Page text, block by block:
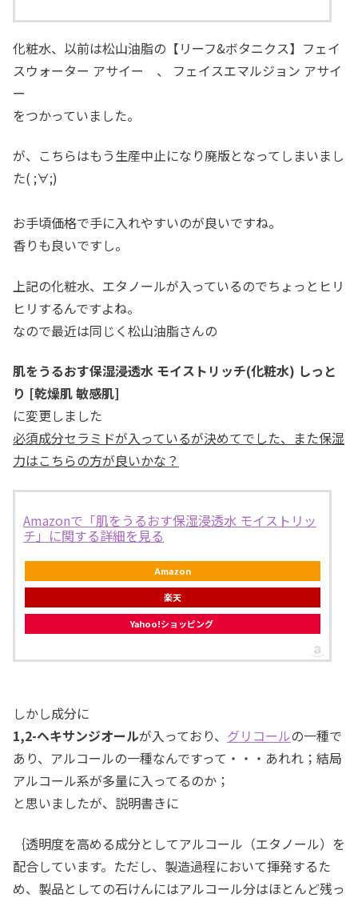
化粧水、以前は松山油脂の【リーフ&ボタニクス】フェイ
スウォーター アサイー 、 フェイスエマルジョン アサイ
ー
をつかっていました。
が、こちらはもう生産中止になり廃版となってしまいまし
た( ;∀;)
お手頃価格で手に入れやすいのが良いですね。
香りも良いですし。
上記の化粧水、エタノールが入っているのでちょっとヒリ
ヒリするんですよね。
なので最近は同じく松山油脂さんの
肌をうるおす保湿浸透水 モイストリッチ(化粧水) しっと
り [乾燥肌 敏感肌]
に変更しました
必須成分セラミドが入っているが決めてでした、また保湿
力はこちらの方が良いかな？
Amazonで「肌をうるおす保湿浸透水 モイストリッ
チ」に関する詳細を見る
Amazon
楽天
Yahoo!ショッピング
しかし成分に
1,2-ヘキサンジオールが入っており、 グリコールの一種で
あり、アルコールの一種なんですって・・・あれれ；結局
アルコール系が多量に入ってるのか；
と思いましたが、説明書きに
｛透明度を高める成分としてアルコール（エタノール）を
配合しています。ただし、製造過程において揮発するた
め、製品としての石けんにはアルコール分はほとんど残っ